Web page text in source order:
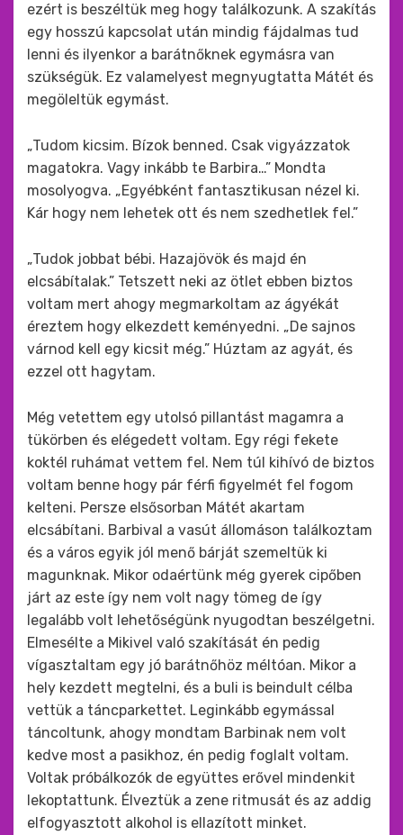
ezért is beszéltük meg hogy találkozunk. A szakítás
egy hosszú kapcsolat után mindig fájdalmas tud
lenni és ilyenkor a barátnőknek egymásra van
szükségük. Ez valamelyest megnyugtatta Mátét és
megöleltük egymást.
„Tudom kicsim. Bízok benned. Csak vigyázzatok
magatokra. Vagy inkább te Barbira…” Mondta
mosolyogva. „Egyébként fantasztikusan nézel ki.
Kár hogy nem lehetek ott és nem szedhetlek fel.”
„Tudok jobbat bébi. Hazajövök és majd én
elcsábítalak.” Tetszett neki az ötlet ebben biztos
voltam mert ahogy megmarkoltam az ágyékát
éreztem hogy elkezdett keményedni. „De sajnos
várnod kell egy kicsit még.” Húztam az agyát, és
ezzel ott hagytam.
Még vetettem egy utolsó pillantást magamra a
tükörben és elégedett voltam. Egy régi fekete
koktél ruhámat vettem fel. Nem túl kihívó de biztos
voltam benne hogy pár férfi figyelmét fel fogom
kelteni. Persze elsősorban Mátét akartam
elcsábítani. Barbival a vasút állomáson találkoztam
és a város egyik jól menő bárját szemeltük ki
magunknak. Mikor odaértünk még gyerek cipőben
járt az este így nem volt nagy tömeg de így
legalább volt lehetőségünk nyugodtan beszélgetni.
Elmesélte a Mikivel való szakítását én pedig
vígasztaltam egy jó barátnőhöz méltóan. Mikor a
hely kezdett megtelni, és a buli is beindult célba
vettük a táncparkettet. Leginkább egymással
táncoltunk, ahogy mondtam Barbinak nem volt
kedve most a pasikhoz, én pedig foglalt voltam.
Voltak próbálkozók de együttes erővel mindenkit
lekoptattunk. Élveztük a zene ritmusát és az addig
elfogyasztott alkohol is ellazított minket.